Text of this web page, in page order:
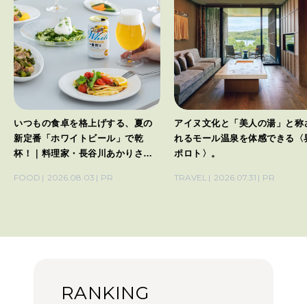
いつもの食卓を格上げする、夏の
新定番「ホワイトビール」で乾
杯！｜料理家・長谷川あかりさん
FOOD
2026.08.03 PR
アイヌ文化と「美人の湯」と称
れるモール温泉を体感できる〈
ポロト〉。
TRAVEL 2026.07.31 PR
RANKING